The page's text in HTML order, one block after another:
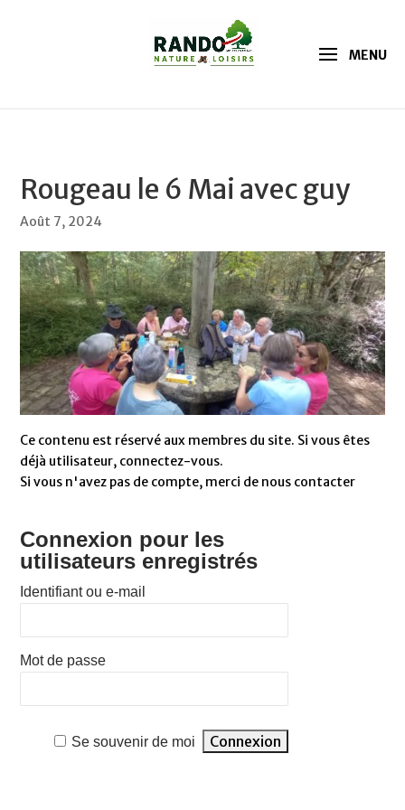
Rougeau le 6 Mai avec guy
Août 7, 2024
Ce contenu est réservé aux membres du site. Si vous êtes
déjà utilisateur, connectez-vous.
Si vous n'avez pas de compte, merci de nous contacter
Connexion pour les
utilisateurs enregistrés
Identifiant ou e-mail
Mot de passe
Se souvenir de moi